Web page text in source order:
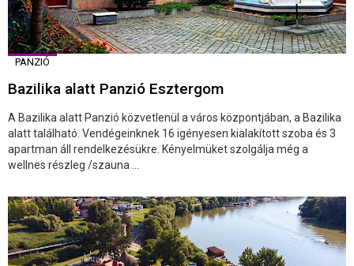
PANZIÓ
Bazilika alatt Panzió Esztergom
A Bazilika alatt Panzió közvetlenül a város központjában, a Bazilika
alatt található. Vendégeinknek 16 igényesen kialakított szoba és 3
apartman áll rendelkezésükre. Kényelmüket szolgálja még a
wellnes részleg /szauna ...